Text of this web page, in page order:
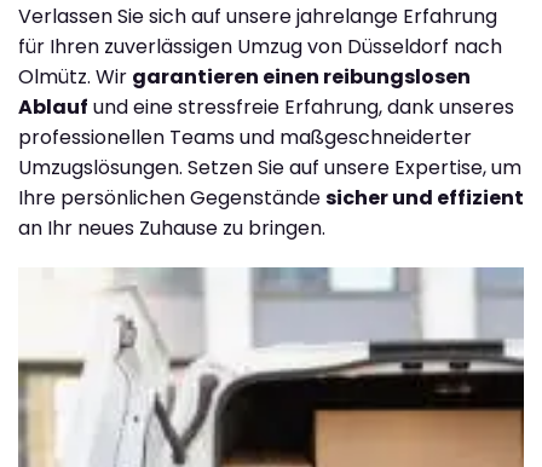
Verlassen Sie sich auf unsere jahrelange Erfahrung
für Ihren zuverlässigen Umzug von Düsseldorf nach
Olmütz. Wir garantieren einen reibungslosen
Ablauf und eine stressfreie Erfahrung, dank unseres
professionellen Teams und maßgeschneiderter
Umzugslösungen. Setzen Sie auf unsere Expertise, um
Ihre persönlichen Gegenständesicher und effizient
an Ihr neues Zuhause zu bringen.